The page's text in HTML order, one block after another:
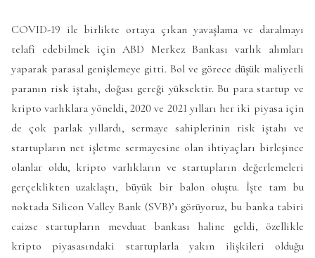
COVID-19 ile birlikte ortaya çıkan yavaşlama ve daralmayı
telafi edebilmek için ABD Merkez Bankası varlık alımları
yaparak parasal genişlemeye gitti. Bol ve görece düşük maliyetli
paranın risk iştahı, doğası gereği yüksektir. Bu para startup ve
kripto varlıklara yöneldi, 2020 ve 2021 yılları her iki piyasa için
de çok parlak yıllardı, sermaye sahiplerinin risk iştahı ve
startupların net işletme sermayesine olan ihtiyaçları birleşince
olanlar oldu, kripto varlıkların ve startupların değerlemeleri
gerçeklikten uzaklaştı, büyük bir balon oluştu. İşte tam bu
noktada Silicon Valley Bank (SVB)’ı görüyoruz, bu banka tabiri
caizse startupların mevduat bankası haline geldi, özellikle
kripto piyasasındaki startuplarla yakın ilişkileri olduğu